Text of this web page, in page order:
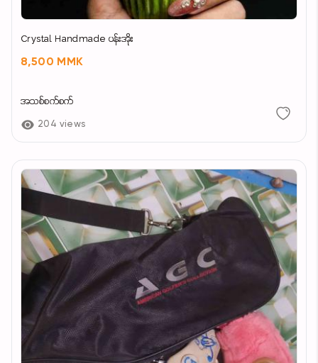
Crystal Handmade ပန်းအိုး
8,500 MMK
အသစ်စက်စက်
204 views